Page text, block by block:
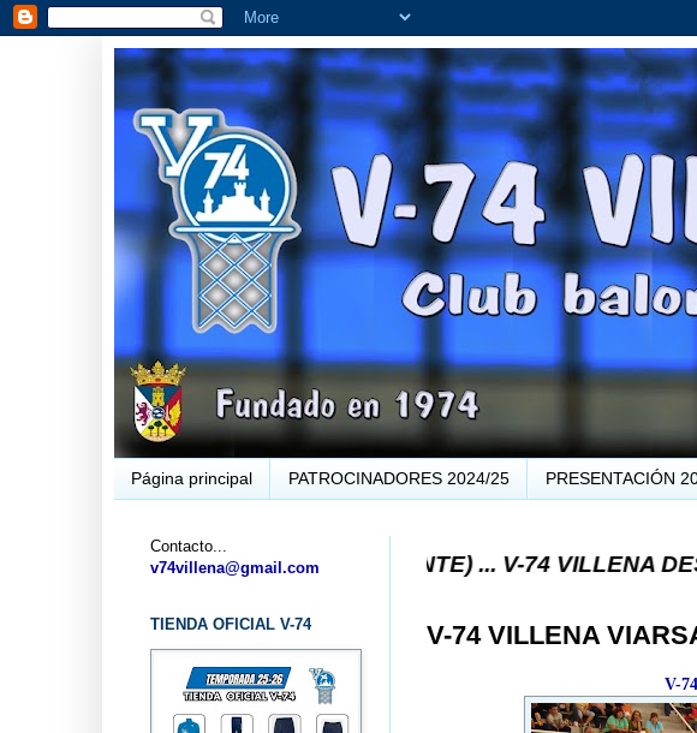
Página principal PATROCINADORES 2024/25 PRESENTACIÓN
V-74 VILLENA (ALICANTE) ... V-74 VILLENA DESDE
V-74 VILLENA
V-
Contacto...
v74villena@gmail.com
TIENDA OFICIAL V-74